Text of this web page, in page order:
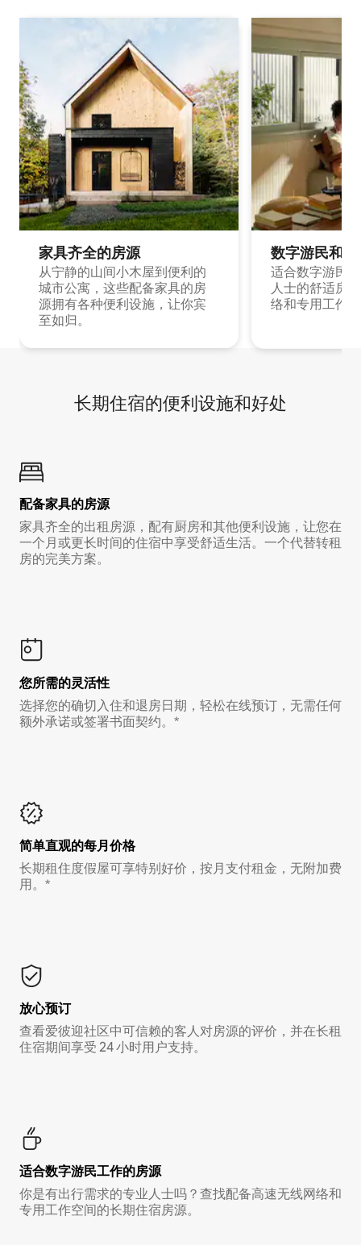
家具齐全的房源
从宁静的山间小木屋到便利的
城市公寓，这些配备家具的房
源拥有各种便利设施，让你宾
至如归。
数字游民和
适合数字游民
人士的舒适房
络和专用工作
长期住宿的便利设施和好处
配备家具的房源
家具齐全的出租房源，配有厨房和其他便利设施，让您在
一个月或更长时间的住宿中享受舒适生活。一个代替转租
房的完美方案。
您所需的灵活性
选择您的确切入住和退房日期，轻松在线预订，无需任何
额外承诺或签署书面契约。*
简单直观的每月价格
长期租住度假屋可享特别好价，按月支付租金，无附加费
用。*
放心预订
查看爱彼迎社区中可信赖的客人对房源的评价，并在长租
住宿期间享受 24 小时用户支持。
适合数字游民工作的房源
你是有出行需求的专业人士吗？查找配备高速无线网络和
专用工作空间的长期住宿房源。